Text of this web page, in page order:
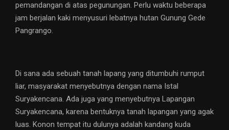
pemandangan di atas pegunungan. Perlu waktu beberapa
jam berjalan kaki menyusuri lebatnya hutan Gunung Gede
Pangrango.
Di sana ada sebuah tanah lapang yang ditumbuhi rumput
liar, masyarakat menyebutnya dengan nama Istal
Suryakencana. Ada juga yang menyebutnya Lapangan
Suryakencana, karena bentuknya tanah lapangan yang agak
luas. Konon tempat itu dulunya adalah kandang kuda